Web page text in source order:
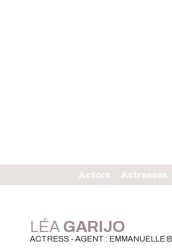
Actors Actresses
LÉA GARIJO
ACTRESS - AGENT : EMMANUELLE